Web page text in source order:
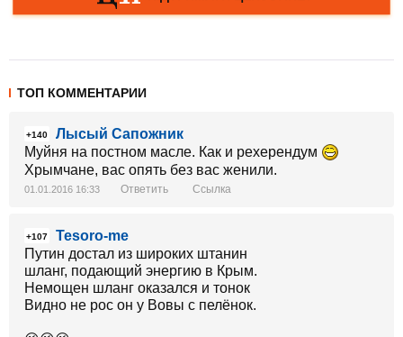
ТОП КОММЕНТАРИИ
+140
Лысый Сапожник
Муйня на постном масле. Как и рехерендум
Хрымчане, вас опять без вас женили.
01.01.2016 16:33 Ответить Ссылка
+107
Tesoro-me
Путин достал из широких штанин
шланг, подающий энергию в Крым.
Немощен шланг оказался и тонок
Видно не рос он у Вовы с пелёнок.